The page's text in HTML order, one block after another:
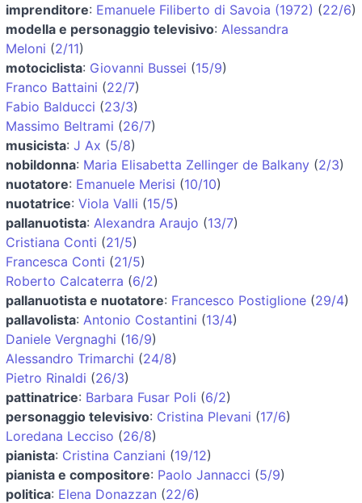
imprenditore: Emanuele Filiberto di Savoia (1972) (22/6)
modella e personaggio televisivo: Alessandra
Meloni (2/11)
motociclista: Giovanni Bussei (15/9)
Franco Battaini (22/7)
Fabio Balducci (23/3)
Massimo Beltrami (26/7)
musicista: J Ax (5/8)
nobildonna: Maria Elisabetta Zellinger de Balkany (2/3)
nuotatore: Emanuele Merisi (10/10)
nuotatrice: Viola Valli (15/5)
pallanuotista: Alexandra Araujo (13/7)
Cristiana Conti (21/5)
Francesca Conti (21/5)
Roberto Calcaterra (6/2)
pallanuotista e nuotatore: Francesco Postiglione (29/4)
pallavolista: Antonio Costantini (13/4)
Daniele Vergnaghi (16/9)
Alessandro Trimarchi (24/8)
Pietro Rinaldi (26/3)
pattinatrice: Barbara Fusar Poli (6/2)
personaggio televisivo: Cristina Plevani (17/6)
Loredana Lecciso (26/8)
pianista: Cristina Canziani (19/12)
pianista e compositore: Paolo Jannacci (5/9)
politica: Elena Donazzan (22/6)